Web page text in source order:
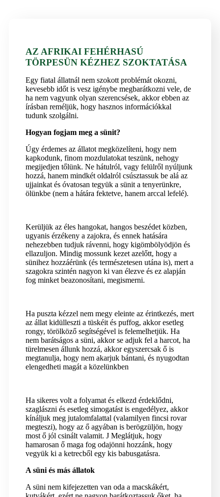
AZ AFRIKAI FEHÉRHASÚ
TÖRPESÜN KÉZHEZ SZOKTATÁSA
Egy fiatal állatnál nem szokott problémát okozni,
kevesebb időt is vesz igénybe megbarátkozni vele, de
ha nem vagyunk olyan szerencsések, akkor ebben az
írásban reméljük, hogy hasznos információkkal
tudunk szolgálni.
Hogyan fogjam meg a sünit?
Úgy érdemes az állatot megközelíteni, hogy nem
kapkodunk, finom mozdulatokat teszünk, nehogy
megijedjen tőlünk. Ne hátulról, vagy felülről nyúljunk
hozzá, hanem mindkét oldalról csúsztassuk be alá az
ujjainkat és óvatosan tegyük a sünit a tenyerünkre,
ölünkbe (nem a hátára fektetve, hanem arccal lefelé).
Kerüljük az éles hangokat, hangos beszédet közben,
ugyanis érzékeny a zajokra, és ennek hatására
nehezebben tudjuk rávenni, hogy kigömbölyödjön és
ellazuljon. Mindig mossunk kezet azelőtt, hogy a
sünihez hozzáérünk (és természetesen utána is), mert a
szagokra szintén nagyon ki van élezve és ez alapján
fog minket beazonosítani, megismerni.
Ha puszta kézzel nem megy eleinte az érintkezés, mert
az állat kidülleszti a tüskéit és puffog, akkor esetleg
rongy, törölköző segítségével is felemelhetjük. Ha
nem barátságos a süni, akkor se adjuk fel a harcot, ha
türelmesen állunk hozzá, akkor egyszercsak ő is
megtanulja, hogy nem akarjuk bántani, és nyugodtan
elengedheti magát a közelünkben
Ha sikeres volt a folyamat és elkezd érdeklődni,
szaglászni és esetleg simogatást is engedélyez, akkor
kínáljuk meg jutalomfalattal (valamilyen fincsi rovar
megteszi), hogy az ő agyában is berögzüljön, hogy
most ő jól csinált valamit. J Meglátjuk, hogy
hamarosan ő maga fog odajönni hozzánk, hogy
vegyük ki a ketrecből egy kis babusgatásra.
A süni és más állatok
A süni nem kifejezetten van oda a macskákért,